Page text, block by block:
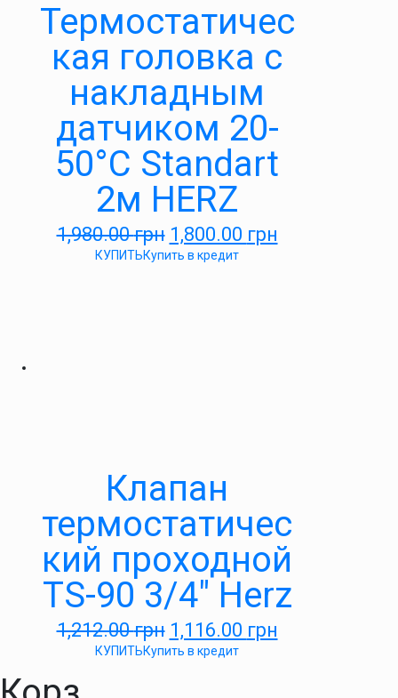
Термостатичес
кая головка с
накладным
датчиком 20-
50°С Standart
2м HERZ
1,980.00грн 1,800.00 грн
КУПИТЬКупить в кредит
Клапан
термостатичес
кий проходной
TS-90 3/4″ Herz
1,212.00грн 1,116.00 грн
КУПИТЬКупить в кредит